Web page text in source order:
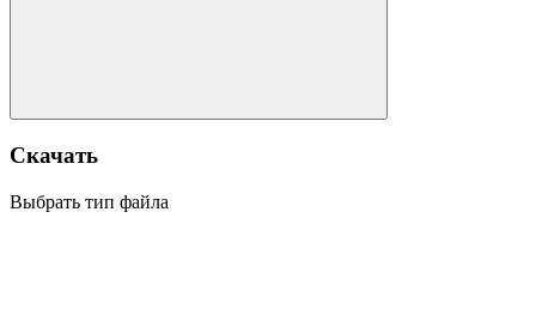
Скачать
Выбрать тип файла